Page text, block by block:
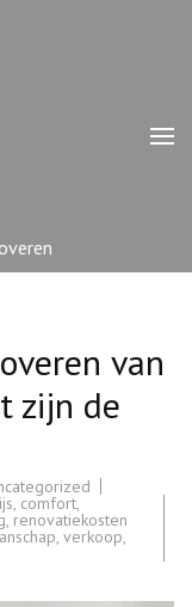
van
zijn de
, comfort,
, renovatiekosten
, verkoop,